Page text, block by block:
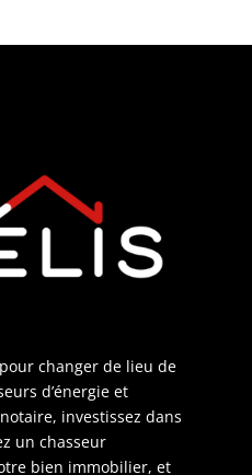
changer de lieu de
d’énergie et
investissez dans
un chasseur
bien immobilier, et